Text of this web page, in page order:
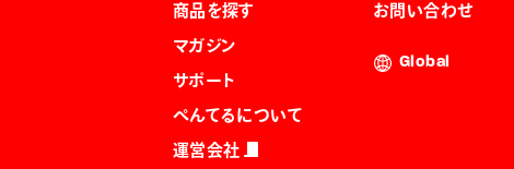
商品を探す
マガジン
サポート
ぺんてるについて
運営会社
お問い合わせ
Global